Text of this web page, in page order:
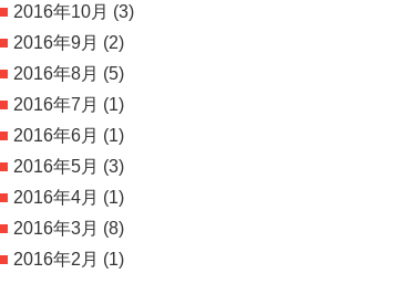
2016年10月 (3)
2016年9月 (2)
2016年8月 (5)
2016年7月 (1)
2016年6月 (1)
2016年5月 (3)
2016年4月 (1)
2016年3月 (8)
2016年2月 (1)